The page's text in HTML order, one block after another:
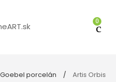
0
Goebel porcelán
Artis Orbis